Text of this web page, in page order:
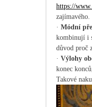
https://
zajímavého.
· Módní
kombinují i
důvod proč
· Výlohy
konec
Takové